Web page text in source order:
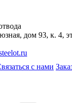
дом 93, к. 4,
с нами